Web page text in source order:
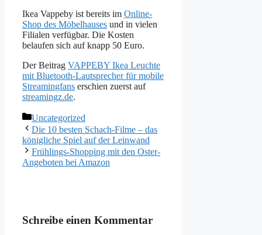
Ikea Vappeby ist bereits im Online-
Shop des Möbelhauses und in vielen
Filialen verfügbar. Die Kosten
belaufen sich auf knapp 50 Euro.
Der Beitrag VAPPEBY Ikea Leuchte
mit Bluetooth-Lautsprecher für mobile
Streamingfans erschien zuerst auf
streamingz.de.
Kategorien
Uncategorized
Die 10 besten Schach-Filme – das
königliche Spiel auf der Leinwand
Frühlings-Shopping mit den Oster-
Angeboten bei Amazon
Schreibe einen Kommentar